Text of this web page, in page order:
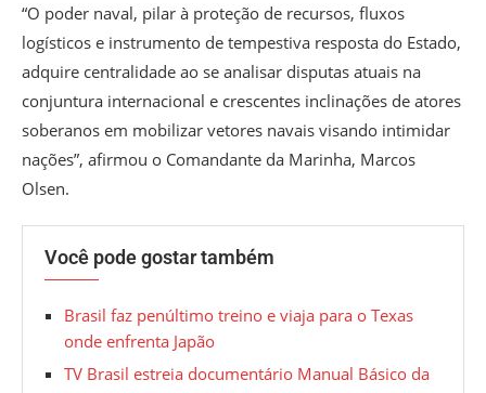
“O poder naval, pilar à proteção de recursos, fluxos
logísticos e instrumento de tempestiva resposta do Estado,
adquire centralidade ao se analisar disputas atuais na
conjuntura internacional e crescentes inclinações de atores
soberanos em mobilizar vetores navais visando intimidar
nações”, afirmou o Comandante da Marinha, Marcos
Olsen.
Você pode gostar também
Brasil faz penúltimo treino e viaja para o Texas
onde enfrenta Japão
TV Brasil estreia documentário Manual Básico da